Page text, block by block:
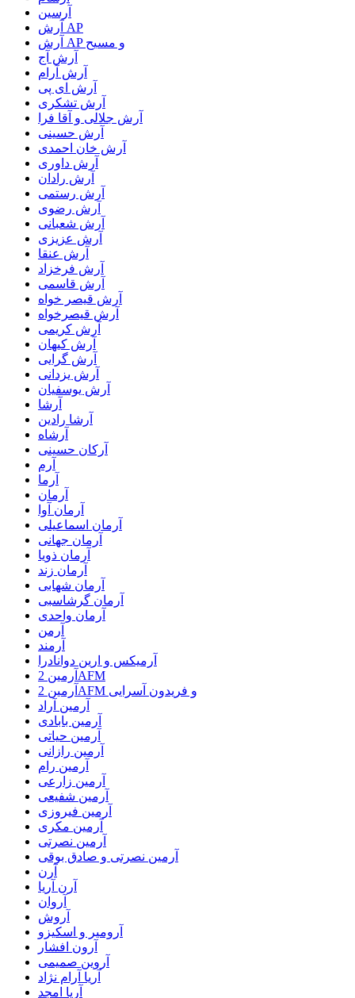
آرسین
آرش AP
آرش AP و مسیح
آرش آج
آرش آرام
آرش ای پی
آرش تشکری
آرش جلالی و آقا فرا
آرش حسینی
آرش خان احمدی
آرش داوری
آرش رادان
آرش رستمى
آرش رضوی
آرش شعبانی
آرش عزیزی
آرش عنقا
آرش فرخزاد
آرش قاسمی
آرش قیصر خواه
آرش قیصرخواه
آرش کریمی
آرش کیهان
آرش گرایی
آرش یزدانی
آرش یوسفیان
آرشا
آرشا رادین
آرشاه
آرکان حسینی
آرم
آرما
آرمان
آرمان آوا
آرمان اسماعیلی
آرمان جهانی
آرمان ذویا
آرمان زند
آرمان شهابی
آرمان گرشاسبی
آرمان واحدی
آرمن
آرمند
آرمیکس و ارین دوانادرا
آرمین 2AFM
آرمین 2AFM و فریدون آسرایی
آرمین آراد
آرمین بابادی
آرمین حیاتی
آرمین رازانی
آرمین رام
آرمین زارعی
آرمین شفیعی
آرمین فیروزی
آرمین مکری
آرمین نصرتی
آرمین نصرتی و صادق بوقی
آرن
آرن آریا
آروان
آروش
آرومیر و اسکیزو
آرون افشار
آروین صمیمی
آریا آرام نژاد
آریا امجد